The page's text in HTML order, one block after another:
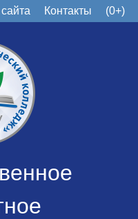
Контакты (0+)